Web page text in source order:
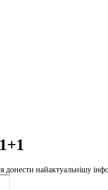
найактуальнішу